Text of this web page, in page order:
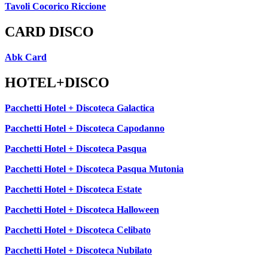
Tavoli Cocorico Riccione
CARD DISCO
Abk Card
HOTEL+DISCO
Pacchetti Hotel + Discoteca Galactica
Pacchetti Hotel + Discoteca Capodanno
Pacchetti Hotel + Discoteca Pasqua
Pacchetti Hotel + Discoteca Pasqua Mutonia
Pacchetti Hotel + Discoteca Estate
Pacchetti Hotel + Discoteca Halloween
Pacchetti Hotel + Discoteca Celibato
Pacchetti Hotel + Discoteca Nubilato